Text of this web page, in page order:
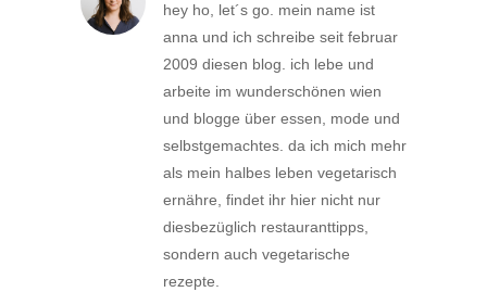
hey ho, let´s go. mein name ist
anna und ich schreibe seit februar
2009 diesen blog. ich lebe und
arbeite im wunderschönen wien
und blogge über essen, mode und
selbstgemachtes. da ich mich mehr
als mein halbes leben vegetarisch
ernähre, findet ihr hier nicht nur
diesbezüglich restauranttipps,
sondern auch vegetarische
rezepte.